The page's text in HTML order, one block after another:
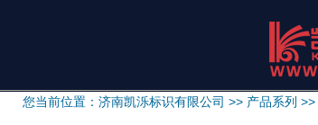
您当前位置： 济南凯泺标识有限公司 >> 产品系列 >>